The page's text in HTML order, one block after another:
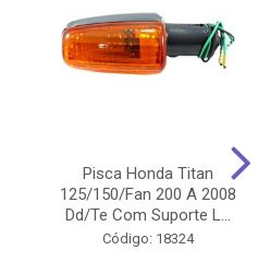
Pisca Honda Titan
125/150/Fan 200 A 2008
Dd/Te Com Suporte L...
Código: 18324